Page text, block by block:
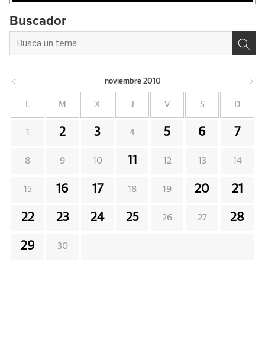
Buscador
noviembre 2010
L M X J V S D
1 2 3 4 5 6 7
8 9 10 11 12 13 14
15 16 17 18 19 20 21
22 23 24 25 26 27 28
29 30